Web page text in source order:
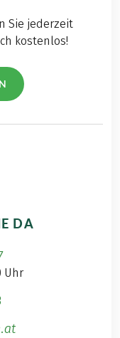
Sie jederzeit
kostenlos!
DA
Uhr